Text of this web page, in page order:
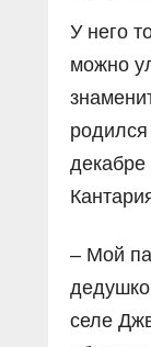
У него
можно
декабре
– Мой
селе